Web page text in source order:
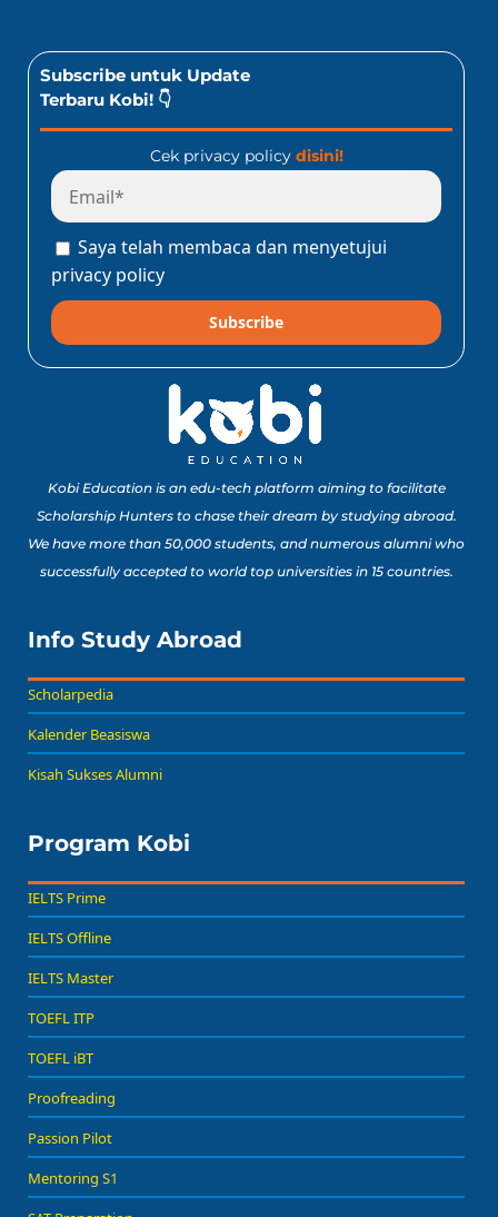
Subscribe untuk Update
Terbaru Kobi! 👇
Cek privacy policy disini!
Saya telah membaca dan menyetujui
privacy policy
Subscribe
Kobi Education is an edu-tech platform aiming to facilitate
Scholarship Hunters to chase their dream by studying abroad.
We have more than 50,000 students, and numerous alumni who
successfully accepted to world top universities in 15 countries.
Info Study Abroad
Scholarpedia
Kalender Beasiswa
Kisah Sukses Alumni
Program Kobi
IELTS Prime
IELTS Offline
IELTS Master
TOEFL ITP
TOEFL iBT
Proofreading
Passion Pilot
Mentoring S1